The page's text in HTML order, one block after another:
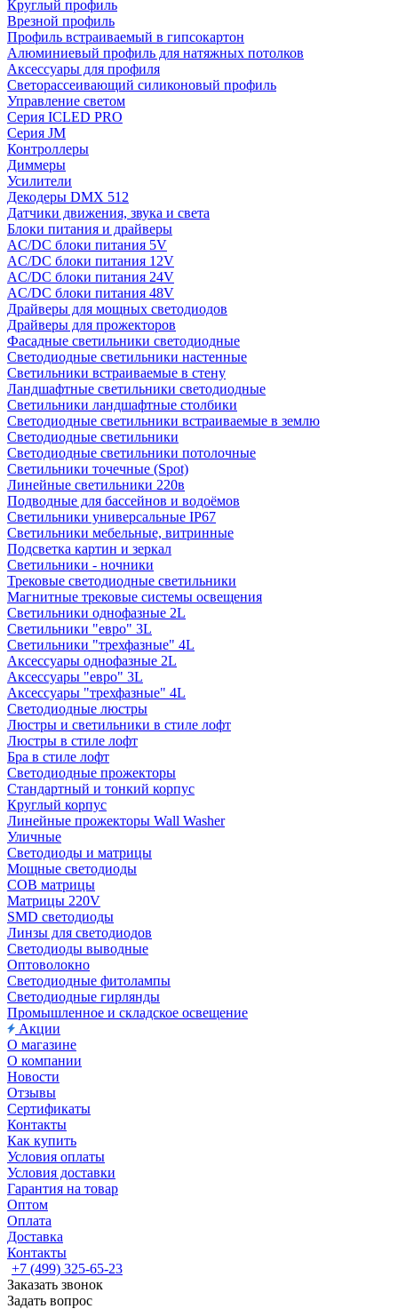
Круглый профиль
Врезной профиль
Профиль встраиваемый в гипсокартон
Алюминиевый профиль для натяжных потолков
Аксессуары для профиля
Светорассеивающий силиконовый профиль
Управление светом
Серия ICLED PRO
Серия JM
Контроллеры
Диммеры
Усилители
Декодеры DMX 512
Датчики движения, звука и света
Блоки питания и драйверы
AC/DC блоки питания 5V
AC/DC блоки питания 12V
AC/DC блоки питания 24V
AC/DC блоки питания 48V
Драйверы для мощных светодиодов
Драйверы для прожекторов
Фасадные светильники светодиодные
Светодиодные светильники настенные
Светильники встраиваемые в стену
Ландшафтные светильники светодиодные
Светильники ландшафтные столбики
Светодиодные светильники встраиваемые в землю
Светодиодные светильники
Светодиодные светильники потолочные
Светильники точечные (Spot)
Линейные светильники 220в
Подводные для бассейнов и водоёмов
Светильники универсальные IP67
Светильники мебельные, витринные
Подсветка картин и зеркал
Светильники - ночники
Трековые светодиодные светильники
Магнитные трековые системы освещения
Светильники однофазные 2L
Светильники "евро" 3L
Светильники "трехфазные" 4L
Аксессуары однофазные 2L
Аксессуары "евро" 3L
Аксессуары "трехфазные" 4L
Светодиодные люстры
Люстры и светильники в стиле лофт
Люстры в стиле лофт
Бра в стиле лофт
Светодиодные прожекторы
Стандартный и тонкий корпус
Круглый корпус
Линейные прожекторы Wall Washer
Уличные
Светодиоды и матрицы
Мощные светодиоды
COB матрицы
Матрицы 220V
SMD светодиоды
Линзы для светодиодов
Светодиоды выводные
Оптоволокно
Светодиодные фитолампы
Светодиодные гирлянды
Промышленное и складское освещение
Акции
О магазине
О компании
Новости
Отзывы
Сертификаты
Контакты
Как купить
Условия оплаты
Условия доставки
Гарантия на товар
Оптом
Оплата
Доставка
Контакты
+7 (499) 325-65-23
Заказать звонок
Задать вопрос